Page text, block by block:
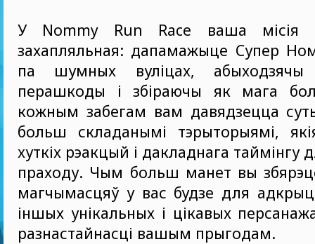
У Nommy Run Race ваша місія
захапляльная: дапамажыце Супер
па шумных вуліцах, абыходзячы
перашкоды і збіраючы як мага
кожным забегам вам давядзецца
больш складанымі тэрыторыямі,
хуткіх рэакцый і дакладнага таймінгу
праходу. Чым больш манет вы
магчымасцяў у вас будзе для
іншых унікальных і цікавых
разнастайнасці вашым прыгодам.